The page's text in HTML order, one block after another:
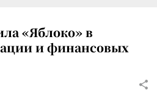
«Яблоко» в
и финансовых